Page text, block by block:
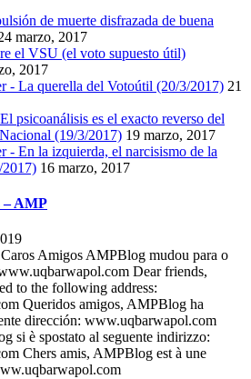
de muerte disfrazada de buena
marzo, 2017
el VSU (el voto supuesto útil)
2017
- La querella del Votoútil (20/3/2017) 21
psicoanálisis es el exacto reverso del
(19/3/2017) 19 marzo, 2017
- En la izquierda, el narcisismo de la
2017) 16 marzo, 2017
– AMP
Amigos AMPBlog mudou para o
Dear friends,
to the following address:
Queridos amigos, AMPBlog ha
dirección: www.uqbarwapol.com
si è spostato al seguente indirizzo:
Chers amis, AMPBlog est à une